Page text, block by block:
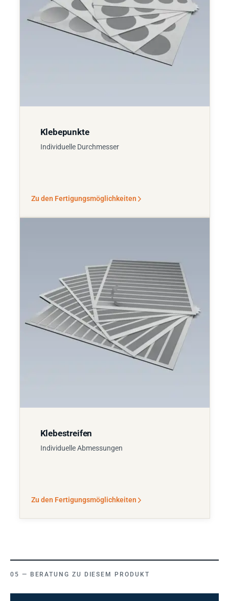
Klebepunkte
Individuelle Durchmesser
Zu den Fertigungsmöglichkeiten
Klebestreifen
Individuelle Abmessungen
Zu den Fertigungsmöglichkeiten
BERATUNG ZU DIESEM PRODUKT